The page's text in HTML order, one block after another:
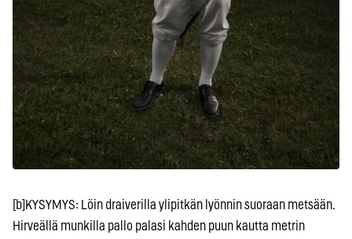
[b]KYSYMYS: Löin draiverilla ylipitkän lyönnin suoraan metsään.
Hirveällä munkilla pallo palasi kahden puun kautta metrin